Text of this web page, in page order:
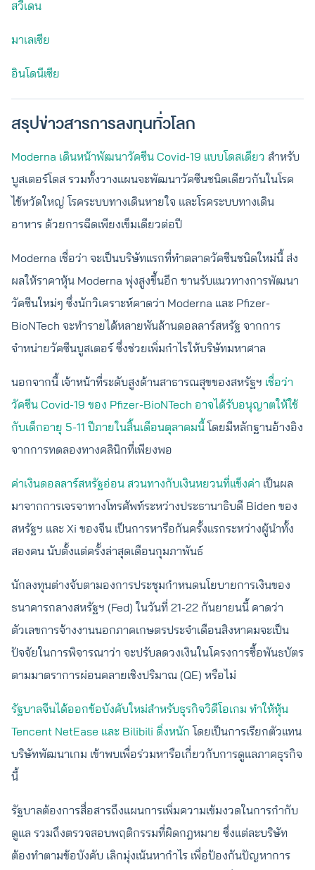
สวีเดน
มาเลเซีย
อินโดนีเซีย
สรุปข่าวสารการลงทุนทั่วโลก
Moderna เดินหน้าพัฒนาวัคซีน Covid-19 แบบโดสเดียว สำหรับ
บูสเตอร์โดส รวมทั้งวางแผนจะพัฒนาวัคซีนชนิดเดียวกันในโรค
ไข้หวัดใหญ่ โรคระบบทางเดินหายใจ และโรคระบบทางเดิน
อาหาร ด้วยการฉีดเพียงเข็มเดียวต่อปี
Moderna เชื่อว่า จะเป็นบริษัทแรกที่ทำตลาดวัคซีนชนิดใหม่นี้ ส่ง
ผลให้ราคาหุ้น Moderna พุ่งสูงขึ้นอีก ขานรับแนวทางการพัฒนา
วัคซีนใหม่ๆ ซึ่งนักวิเคราะห์คาดว่า Moderna และ Pfizer-
BioNTech จะทำรายได้หลายพันล้านดอลลาร์สหรัฐ จากการ
จำหน่ายวัคซีนบูสเตอร์ ซึ่งช่วยเพิ่มกำไรให้บริษัทมหาศาล
นอกจากนี้ เจ้าหน้าที่ระดับสูงด้านสาธารณสุขของสหรัฐฯ เชื่อว่า
วัคซีน Covid-19 ของ Pfizer-BioNTech อาจได้รับอนุญาตให้ใช้
กับเด็กอายุ 5-11 ปีภายในสิ้นเดือนตุลาคมนี้โดยมีหลักฐานอ้างอิง
จากการทดลองทางคลินิกที่เพียงพอ
ค่าเงินดอลลาร์สหรัฐอ่อน สวนทางกับเงินหยวนที่แข็งค่า เป็นผล
มาจากการเจรจาทางโทรศัพท์ระหว่างประธานาธิบดี Biden ของ
สหรัฐฯ และ Xi ของจีน เป็นการหารือกันครั้งแรกระหว่างผู้นำทั้ง
สองคน นับตั้งแต่ครั้งล่าสุดเดือนกุมภาพันธ์
นักลงทุนต่างจับตามองการประชุมกำหนดนโยบายการเงินของ
ธนาคารกลางสหรัฐฯ (Fed) ในวันที่ 21-22 กันยายนนี้ คาดว่า
ตัวเลขการจ้างงานนอกภาคเกษตรประจำเดือนสิงหาคมจะเป็น
ปัจจัยในการพิจารณาว่า จะปรับลดวงเงินในโครงการซื้อพันธบัตร
ตามมาตราการผ่อนคลายเชิงปริมาณ (QE) หรือไม่
รัฐบาลจีนได้ออกข้อบังคับใหม่สำหรับธุรกิจวิดีโอเกม ทำให้หุ้น
Tencent NetEase และ Bilibili ดิ่งหนัก โดยเป็นการเรียกตัวแทน
บริษัทพัฒนาเกม เข้าพบเพื่อร่วมหารือเกี่ยวกับการดูแลภาคธุรกิจ
นี้
รัฐบาลต้องการสื่อสารถึงแผนการเพิ่มความเข้มงวดในการกำกับ
ดูแล รวมถึงตรวจสอบพฤติกรรมที่ผิดกฎหมาย ซึ่งแต่ละบริษัท
ต้องทำตามข้อบังคับ เลิกมุ่งเน้นหากำไร เพื่อป้องกันปัญหาการ